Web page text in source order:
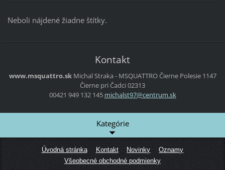
Neboli nájdené žiadne štítky.
Kontakt
www.msquattro.sk Michal Straka - MSQUATTROČierne Polesie 1147
Čierne pri Čadci 02313
00421 949 132 145 michalst97@centrum.sk
Kategórie
Úvodná stránka Kontakt Novinky
Oznamy
Všeobecné obchodné podmienky